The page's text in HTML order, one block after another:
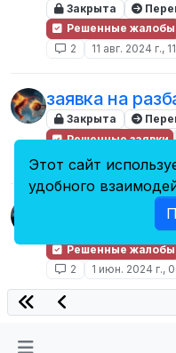
Закрыта
Решенные жалобы
2
11 авг. 2024 г.,
заявка на
Закрыта
Решенные заявки
Решенные жалобы
2
1 июн. 2024 г.,
Этот сайт
удобного